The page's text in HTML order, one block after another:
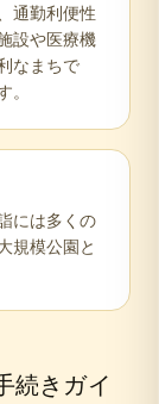
通勤利便性
設や医療機
なまちで
には多くの
規模公園と
続きガイ